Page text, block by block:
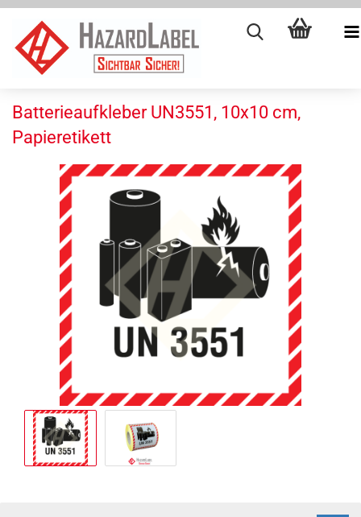
Batterieaufkleber UN3551, 10x10 cm,
Papieretikett